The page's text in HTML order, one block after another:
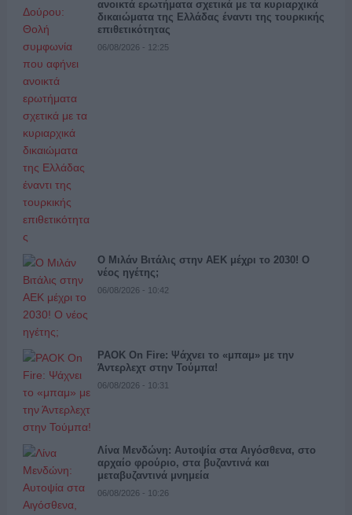
ανοικτά ερωτήματα σχετικά με τα κυριαρχικά
δικαιώματα της Ελλάδας έναντι της τουρκικής
επιθετικότητας
06/08/2026 - 12:25
Ο Μιλάν Βιτάλις στην ΑΕΚ μέχρι το 2030! Ο
νέος ηγέτης;
06/08/2026 - 10:42
PAOK On Fire: Ψάχνει το «μπαμ» με την
Άντερλεχτ στην Τούμπα!
06/08/2026 - 10:31
Λίνα Μενδώνη: Αυτοψία στα Αιγόσθενα, στο
αρχαίο φρούριο, στα βυζαντινά και
μεταβυζαντινά μνημεία
06/08/2026 - 10:26